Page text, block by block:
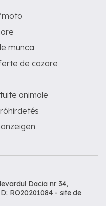
moto
munca
de cazare
animale
Dacia nr 34,
RO20201084 - site de